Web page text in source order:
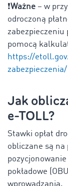
❗Ważne – w
odroczoną
zabezpieczeniu
pomocą
https://
zabezpieczenia/
Jak
e-TOLL?
Stawki opłat
obliczane są
pokładowe